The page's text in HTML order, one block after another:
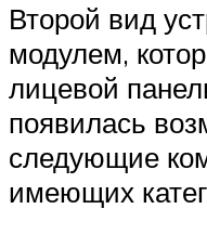
Второй вид
модулем,
лицевой
появилась
следующие
имеющих